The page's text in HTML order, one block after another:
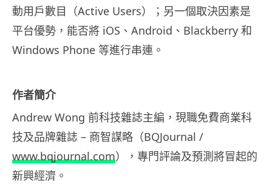
動用戶數目（Active Users）；另一個取決因素是
平台優勢，能否將 iOS、Android、Blackberry 和
Windows Phone 等進行串連。
作者簡介
Andrew Wong 前科技雜誌主編，現職免費商業科
技及品牌雜誌 – 商智謀略（BQJournal /
www.bqjournal.com），專門評論及預測將冒起的
新興經濟。